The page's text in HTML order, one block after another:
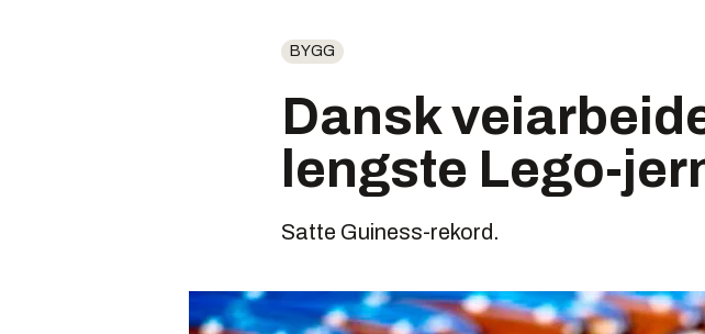
BYGG
Dansk
lengste Lego-
Satte Guiness-rekord.